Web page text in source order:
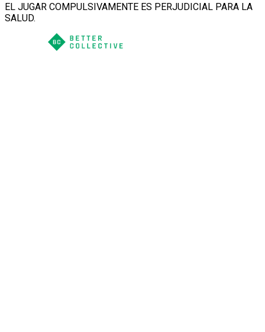
EL JUGAR COMPULSIVAMENTE ES PERJUDICIAL PARA LA
SALUD.